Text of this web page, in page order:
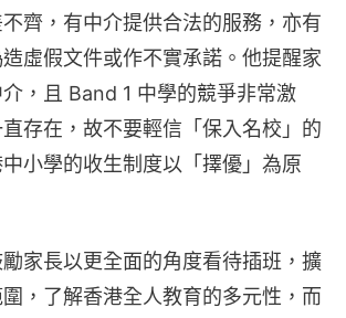
齊，有中介提供合法的服務，亦有
虛假文件或作不實承諾。他提醒家
，且 Band 1 中學的競爭非常激
存在，故不要輕信「保入名校」的
小學的收生制度以「擇優」為原
家長以更全面的角度看待插班，擴
，了解香港全人教育的多元性，而